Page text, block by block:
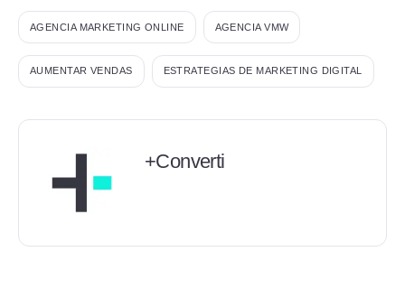
AGENCIA MARKETING ONLINE AGENCIA VMW
AUMENTAR VENDAS ESTRATEGIAS DE MARKETING DIGITAL
+Converti